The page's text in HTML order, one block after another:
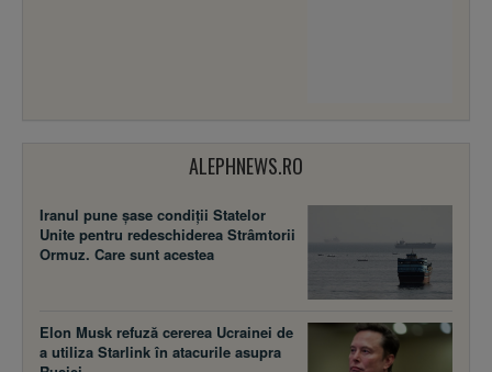
ALEPHNEWS.RO
Iranul pune șase condiții Statelor
Unite pentru redeschiderea Strâmtorii
Ormuz. Care sunt acestea
Elon Musk refuză cererea Ucrainei de
a utiliza Starlink în atacurile asupra